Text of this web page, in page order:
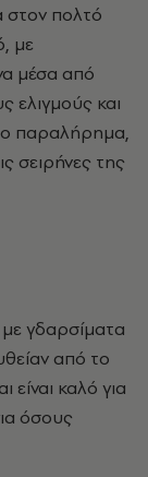
στον πολτό
με
μέσα από
ελιγμούς και
παραλήρημα,
σειρήνες της
γδαρσίματα
από το
καλό για
όσους